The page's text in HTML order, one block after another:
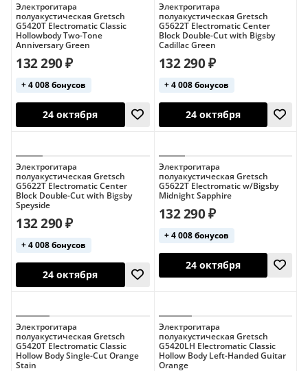
24 октября
24 октября
Электрогитара
полуакустическая Gretsch
G5420T Electromatic Classic
Hollowbody Two-Tone
Anniversary Green
132 290 ₽
+ 4 008 бонусов
24 октября
Электрогитара
полуакустическая Gretsch
G5622T Electromatic Center
Block Double-Cut with Bigsby
Cadillac Green
132 290 ₽
+ 4 008 бонусов
Электрогитара
полуакустическая Gretsch
G5622T Electromatic Center
Block Double-Cut with Bigsby
Speyside
132 290 ₽
+ 4 008 бонусов
Электрогитара
полуакустическая Gretsch
G5622T Electromatic w/Bigsby
Midnight Sapphire
132 290 ₽
+ 4 008 бонусов
Электрогитара
полуакустическая Gretsch
G5420T Electromatic Classic
Hollow Body Single-Cut Orange
Stain
Электрогитара
полуакустическая Gretsch
G5420LH Electromatic Classic
Hollow Body Left-Handed Guitar
Orange